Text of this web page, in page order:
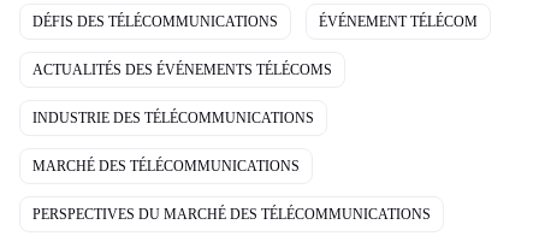
DÉFIS DES TÉLÉCOMMUNICATIONS ÉVÉNEMENT TÉLÉCOM
ACTUALITÉS DES ÉVÉNEMENTS TÉLÉCOMS
INDUSTRIE DES TÉLÉCOMMUNICATIONS
MARCHÉ DES TÉLÉCOMMUNICATIONS
PERSPECTIVES DU MARCHÉ DES TÉLÉCOMMUNICATIONS